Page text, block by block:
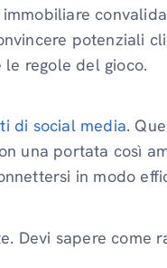
potenziali
regole del gioco.
di social media.
una portata così
in modo
Devi sapere come